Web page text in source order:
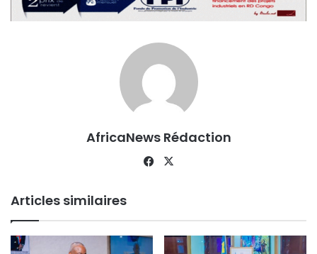
AfricaNews Rédaction
Facebook
Articles similaires